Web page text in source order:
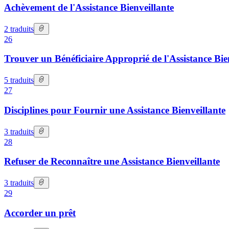
Achèvement de l'Assistance Bienveillante
2 traduits
26
Trouver un Bénéficiaire Approprié de l'Assistance
5 traduits
27
Disciplines pour Fournir une Assistance Bienveillante
3 traduits
28
Refuser de Reconnaître une Assistance Bienveillante
3 traduits
29
Accorder un prêt